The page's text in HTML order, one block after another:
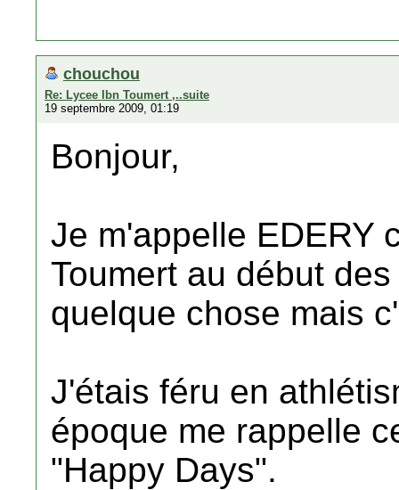
chouchou
Re: Lycee Ibn Toumert ,..suite
19 septembre 2009, 01:19
Bonjour,
Je m'appelle EDERY
Toumert au début
quelque chose mais
J'étais féru en
époque me rappelle
"Happy Days".